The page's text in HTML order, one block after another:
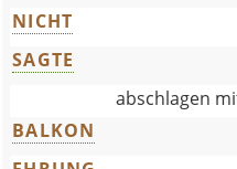
NICHT
SAGTE
abschlagen
BALKON